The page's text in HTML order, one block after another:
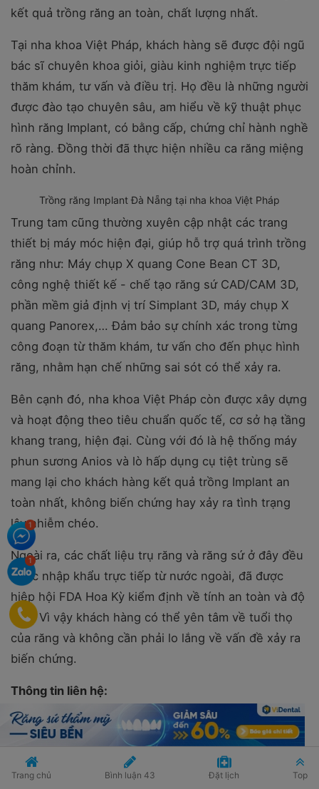
kết quả trồng răng an toàn, chất lượng nhất.
Tại nha khoa Việt Pháp, khách hàng sẽ được đội ngũ
bác sĩ chuyên khoa giỏi, giàu kinh nghiệm trực tiếp
thăm khám, tư vấn và điều trị. Họ đều là những người
được đào tạo chuyên sâu, am hiểu về kỹ thuật phục
hình răng Implant, có bằng cấp, chứng chỉ hành nghề
rõ ràng. Đồng thời đã thực hiện nhiều ca răng miệng
hoàn chỉnh.
Trồng răng Implant Đà Nẵng tại nha khoa Việt Pháp
Trung tam cũng thường xuyên cập nhật các trang
thiết bị máy móc hiện đại, giúp hỗ trợ quá trình trồng
răng như: Máy chụp X quang Cone Bean CT 3D,
công nghệ thiết kế - chế tạo răng sứ CAD/CAM 3D,
phần mềm giả định vị trí Simplant 3D, máy chụp X
quang Panorex,… Đảm bảo sự chính xác trong từng
công đoạn từ thăm khám, tư vấn cho đến phục hình
răng, nhằm hạn chế những sai sót có thể xảy ra.
Bên cạnh đó, nha khoa Việt Pháp còn được xây dựng
và hoạt động theo tiêu chuẩn quốc tế, cơ sở hạ tầng
khang trang, hiện đại. Cùng với đó là hệ thống máy
phun sương Anios và lò hấp dụng cụ tiệt trùng sẽ
mang lại cho khách hàng kết quả trồng Implant an
toàn nhất, không biến chứng hay xảy ra tình trạng
lây nhiễm chéo.
Ngoài ra, các chất liệu trụ răng và răng sứ ở đây đều
được nhập khẩu trực tiếp từ nước ngoài, đã được
hiệp hội FDA Hoa Kỳ kiểm định về tính an toàn và độ
bền. Vì vậy khách hàng có thể yên tâm về tuổi thọ
của răng và không cần phải lo lắng về vấn đề xảy ra
biến chứng.
Thông tin liên hệ:
Địa chỉ:Số 459 đường Lê Duẩn, Đà Nẵng.
Điện thoại:0236.6279666 - 0236.6279666.
E-mail:
vietphapdanang123@gmail.com.
Trang chủ Bình luận 43 Đặt lịch Top